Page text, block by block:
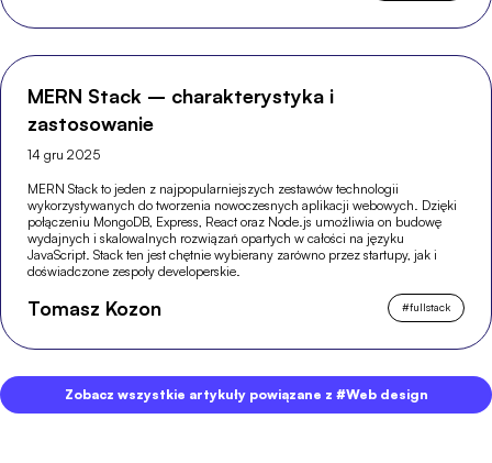
MERN Stack – charakterystyka i
zastosowanie
14 gru 2025
MERN Stack to jeden z najpopularniejszych zestawów technologii
wykorzystywanych do tworzenia nowoczesnych aplikacji webowych. Dzięki
połączeniu MongoDB, Express, React oraz Node.js umożliwia on budowę
wydajnych i skalowalnych rozwiązań opartych w całości na języku
JavaScript. Stack ten jest chętnie wybierany zarówno przez startupy, jak i
doświadczone zespoły developerskie.
Tomasz Kozon #fullstack
Zobacz wszystkie artykuły powiązane z #Web design